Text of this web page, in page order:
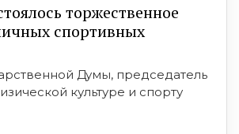
торжественное
спортивных
Думы, председатель
культуре и спорту